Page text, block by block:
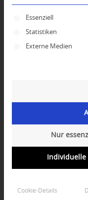
Dein
An Diskussion beteiligen?
Hinterlassen Sie uns
Es folgt eine
Essenziell
Statistiken
Externe Medien
Nur
Cookie-Details